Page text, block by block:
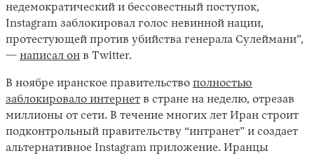
недемократический и бессовестный поступок,
Instagram заблокировал голос невинной нации,
протестующей против убийства генерала Сулеймани”,
— написал он в Twitter.
В ноябре иранское правительство полностью
заблокировало интернет в стране на неделю, отрезав
миллионы от сети. В течение многих лет Иран строит
подконтрольный правительству “интранет” и создает
альтернативное Instagram приложение. Иранцы